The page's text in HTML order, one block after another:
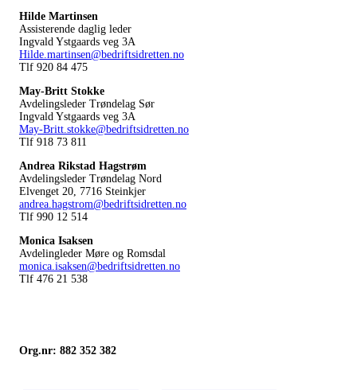
Hilde Martinsen
Assisterende daglig leder
Ingvald Ystgaards veg 3A
Hilde.martinsen@bedriftsidretten.no
Tlf 920 84 475
May-Britt Stokke
Avdelingsleder Trøndelag Sør
Ingvald Ystgaards veg 3A
May-Britt.stokke@bedriftsidretten.no
Tlf 918 73 811
Andrea Rikstad Hagstrøm
Avdelingsleder Trøndelag Nord
Elvenget 20, 7716 Steinkjer
andrea.hagstrom@bedriftsidretten.no
Tlf 990 12 514
Monica Isaksen
Avdelingleder Møre og Romsdal
monica.isaksen@bedriftsidretten.no
Tlf 476 21 538
Org.nr: 882 352 382